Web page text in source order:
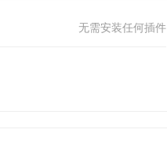
无需安装任何插件